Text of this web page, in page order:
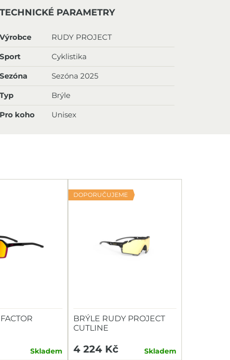
TECHNICKÉ PARAMETRY
Výrobce RUDY PROJECT
Sport Cyklistika
Sezóna Sezóna 2025
Typ Brýle
Pro koho Unisex
Skladem
DOPORUČUJEME
BRÝLE RUDY PROJECT
CUTLINE
4 224 Kč Skladem